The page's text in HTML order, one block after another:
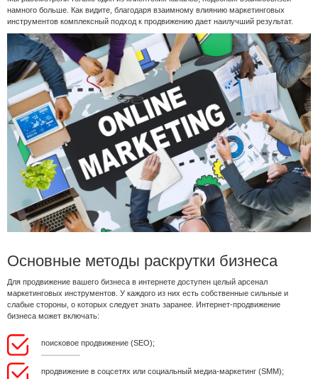
намного больше. Как видите, благодаря взаимному влиянию маркетинговых
инструментов комплексный подход к продвижению дает наилучший результат.
Основные методы раскрутки бизнеса
Для продвижение вашего бизнеса в интернете доступен целый арсенал
маркетинговых инструментов. У каждого из них есть собственные сильные и
слабые стороны, о которых следует знать заранее. Интернет-продвижение
бизнеса может включать:
поисковое продвижение (SEO);
продвижение в соцсетях или социальный медиа-маркетинг (SMM);